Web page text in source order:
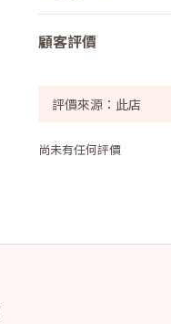
顧客評價
尚未有任何評價